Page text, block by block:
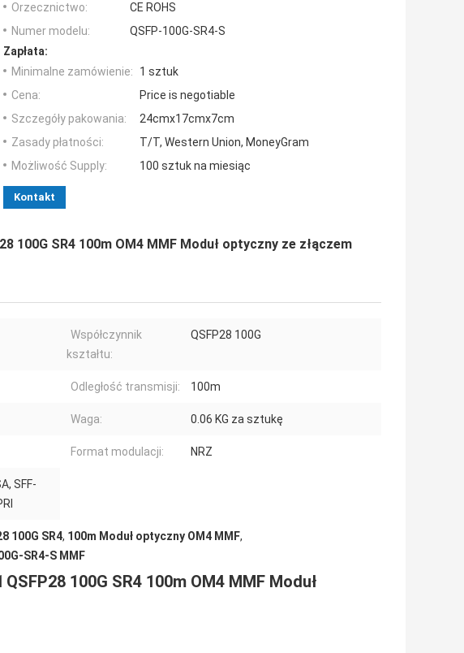
Orzecznictwo:
CE ROHS
Numer modelu:
QSFP-100G-SR4-S
Zapłata:
Minimalne zamówienie:
1 sztuk
Cena:
Price is negotiable
Szczegóły pakowania:
24cmx17cmx7cm
Zasady płatności:
T/T, Western Union, MoneyGram
Możliwość Supply:
100 sztuk na miesiąc
Kontakt
100G SR4 100m OM4 MMF Moduł optyczny ze złączem
Współczynnik
kształtu:
QSFP28 100G
Odległość transmisji: 100m
Waga: 0.06 KG za sztukę
Format modulacji: NRZ
SFF-
100G SR4, 100m Moduł optyczny OM4 MMF,
SR4-S MMF
QSFP28 100G SR4 100m OM4 MMF Moduł